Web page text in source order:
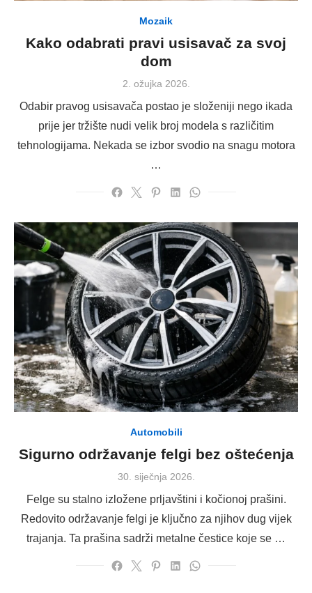
Mozaik
Kako odabrati pravi usisavač za svoj
dom
Posted
2. ožujka 2026.
Odabir pravog usisavača postao je složeniji nego ikada
prije jer tržište nudi velik broj modela s različitim
tehnologijama. Nekada se izbor svodio na snagu motora
…
Automobili
Sigurno održavanje felgi bez oštećenja
Posted
30. siječnja 2026.
Felge su stalno izložene prljavštini i kočionoj prašini.
Redovito održavanje felgi je ključno za njihov dug vijek
trajanja. Ta prašina sadrži metalne čestice koje se …